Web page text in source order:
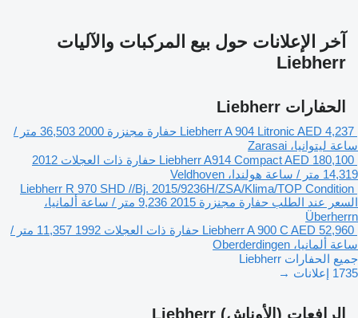
آخر الإعلانات حول بيع المركبات والآليات
Liebherr
الحفارات Liebherr
Liebherr A 904 Litronic AED 4,237 حفارة مجنزرة 2000
36,503 متر /
ساعة ليتوانيا، Zarasai
Liebherr A914 CompactAED 180,100 حفارة ذات العجلات 2012
14,319 متر / ساعة
هولندا، Veldhoven
Liebherr R 970 SHD //Bj. 2015/9236H/ZSA/Klima/TOP Condition
السعر عند الطلب حفارة مجنزرة 2015 9,236 متر / ساعة
ألمانيا،
Überherrn
Liebherr A 900 C AED 52,960 حفارة ذات العجلات 1992
11,357 متر /
ساعة ألمانيا، Oberderdingen
جميع الحفارات Liebherr
1735 إعلانات →
الرافعات (الأوناش) Liebherr